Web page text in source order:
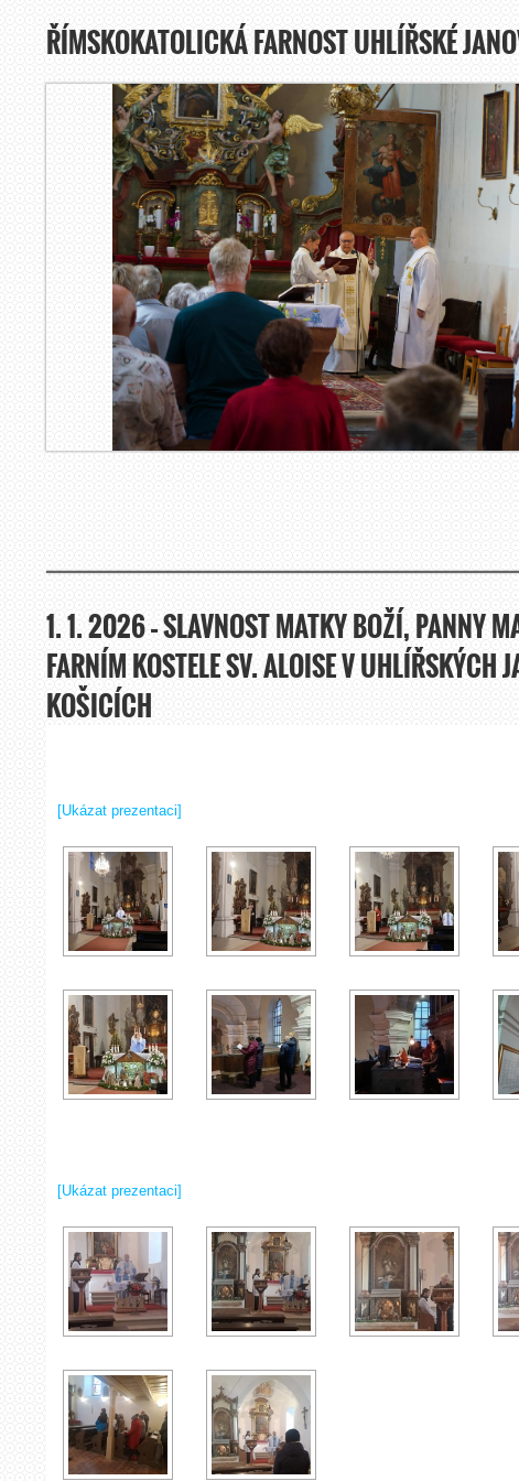
ŘÍMSKOKATOLICKÁ FARNOST UHLÍŘSKÉ
1. 1. 2026 – SLAVNOST MATKY BOŽÍ, PANNY
FARNÍM KOSTELE SV. ALOISE V UHLÍŘSKÝCH
KOŠICÍCH
[Ukázat prezentaci]
[Ukázat prezentaci]